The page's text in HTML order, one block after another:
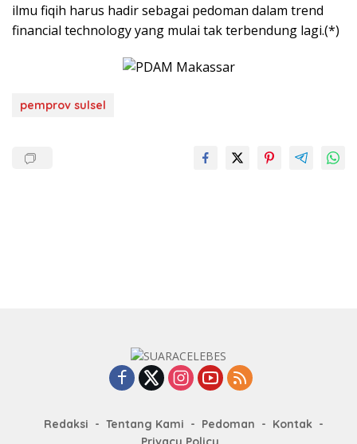
ilmu fiqih harus hadir sebagai pedoman dalam trend
financial technology yang mulai tak terbendung lagi.(*)
pemprov sulsel
Redaksi Tentang Kami Pedoman
Kontak